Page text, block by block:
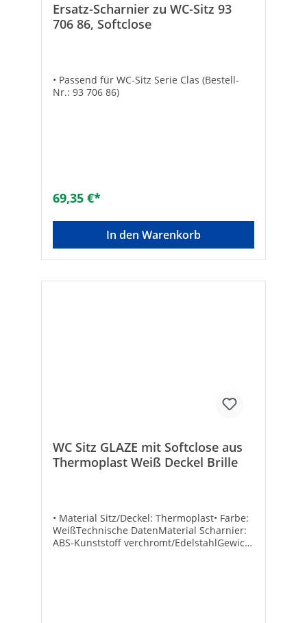
Ersatz-Scharnier zu WC-Sitz 93
706 86, Softclose
• Passend für WC-Sitz Serie Clas (Bestell-
Nr.: 93 706 86)
69,35 €*
In den Warenkorb
WC Sitz GLAZE mit Softclose aus
Thermoplast Weiß Deckel Brille
• Material Sitz/Deckel: Thermoplast• Farbe:
WeißTechnische DatenMaterial Scharnier:
ABS-Kunststoff verchromt/EdelstahlGewicht